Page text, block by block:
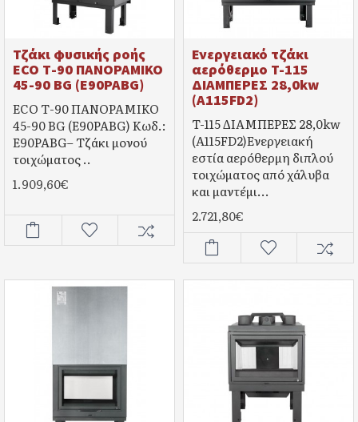
Τζάκι φυσικής ροής
ECO Τ-90 ΠΑΝΟΡΑΜΙΚΟ
45-90 BG (E90PABG)
ECO Τ-90 ΠΑΝΟΡΑΜΙΚΟ
45-90 BG (E90PABG) Κωδ.:
E90PABG– Τζάκι μονού
τοιχώματος ..
1.909,60€
Ενεργειακό τζάκι
αερόθερμο T-115
ΔΙΑΜΠΕΡΕΣ 28,0kw
(A115FD2)
T-115 ΔΙΑΜΠΕΡΕΣ 28,0kw
(A115FD2)Ενεργειακή
εστία αερόθερμη διπλού
τοιχώματος από χάλυβα
και μαντέμι...
2.721,80€